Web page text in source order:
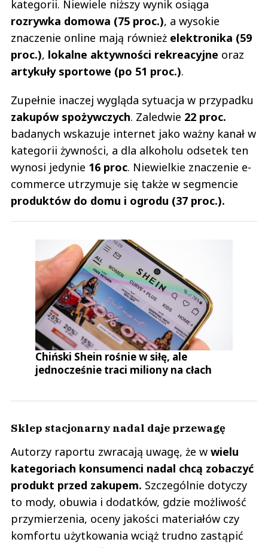
kategorii. Niewiele niższy wynik osiąga
rozrywka domowa (75 proc.), a wysokie
znaczenie online mają również elektronika (59
proc.), lokalne aktywności rekreacyjne oraz
artykuły sportowe (po 51 proc.).
Zupełnie inaczej wygląda sytuacja w przypadku
zakupów spożywczych. Zaledwie 22 proc.
badanych wskazuje internet jako ważny kanał w
kategorii żywności, a dla alkoholu odsetek ten
wynosi jedynie 16 proc. Niewielkie znaczenie e-
commerce utrzymuje się także w segmencie
produktów do domu i ogrodu (37 proc.).
Chiński Shein rośnie w siłę, ale
jednocześnie traci miliony na cłach
Sklep stacjonarny nadal daje przewagę
Autorzy raportu zwracają uwagę, że w wielu
kategoriach konsumenci nadal chcą zobaczyć
produkt przed zakupem. Szczególnie dotyczy
to mody, obuwia i dodatków, gdzie możliwość
przymierzenia, oceny jakości materiałów czy
komfortu użytkowania wciąż trudno zastąpić